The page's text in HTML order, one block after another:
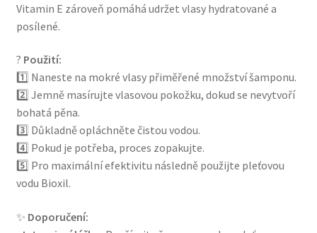
Vitamin E zároveň pomáhá udržet vlasy hydratované a
posílené.
? Použití:
1️⃣ Naneste na mokré vlasy přiměřené množství šamponu.
2️⃣ Jemně masírujte vlasovou pokožku, dokud se nevytvoří
bohatá pěna.
3️⃣ Důkladně opláchněte čistou vodou.
4️⃣ Pokud je potřeba, proces zopakujte.
5️⃣ Pro maximální efektivitu následně použijte pleťovou
vodu Bioxil.
✨ Doporučení: